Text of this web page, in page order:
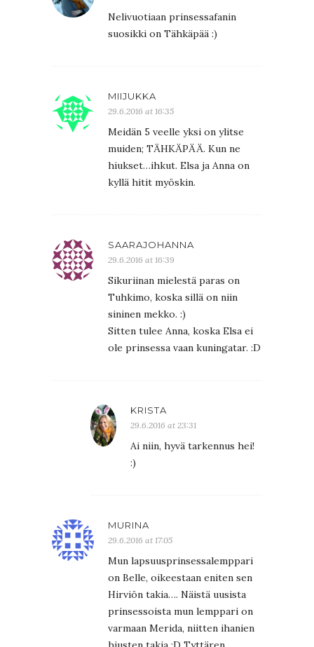
Nelivuotiaan prinsessafanin
suosikki on Tähkäpää :)
MIIJUKKA
29.6.2016 at 16:35
Meidän 5 veelle yksi on ylitse
muiden; TÄHKÄPÄÄ. Kun ne
hiukset…ihkut. Elsa ja Anna on
kyllä hitit myöskin.
SAARAJOHANNA
29.6.2016 at 16:39
Sikuriinan mielestä paras on
Tuhkimo, koska sillä on niin
sininen mekko. :)
Sitten tulee Anna, koska Elsa ei
ole prinsessa vaan kuningatar. :D
KRISTA
29.6.2016 at 23:31
Ai niin, hyvä tarkennus hei!
:)
MURINA
29.6.2016 at 17:05
Mun lapsuusprinsessalemppari
on Belle, oikeestaan eniten sen
Hirviön takia…. Näistä uusista
prinsessoista mun lemppari on
varmaan Merida, niitten ihanien